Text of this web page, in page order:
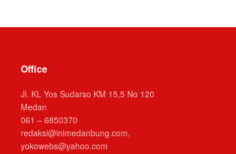
Office
Jl. KL Yos Sudarso KM 15,5 No 120
Medan
061 – 6850370
redaksi@inimedanbung.com,
yokowebs@yahoo.com